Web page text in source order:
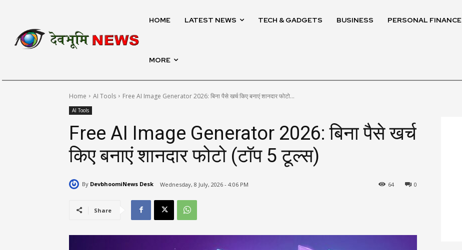
HOME LATEST NEWS TECH & GADGETS BUSINESS PERSONAL FINANCE
MORE
Home AI Tools Free AI Image Generator 2026: बिना पैसे खर्च किए बनाएं शानदार फोटो...
AI Tools
Free AI Image Generator 2026: बिना पैसे खर्च
किए बनाएं शानदार फोटो (टॉप 5 टूल्स)
By DevbhoomiNews Desk Wednesday, 8 July, 2026 - 4:06 PM 0
64
Share